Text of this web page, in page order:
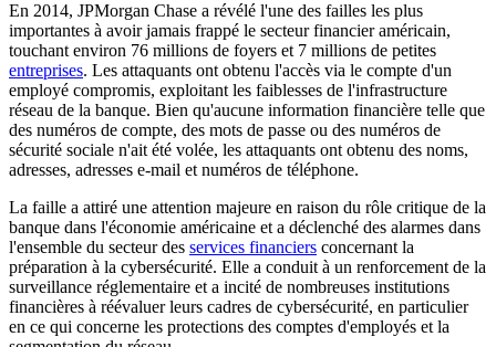
En 2014, JPMorgan Chase a révélé l'une des failles les plus
importantes à avoir jamais frappé le secteur financier américain,
touchant environ 76 millions de foyers et 7 millions de petites
entreprises. Les attaquants ont obtenu l'accès via le compte d'un
employé compromis, exploitant les faiblesses de l'infrastructure
réseau de la banque. Bien qu'aucune information financière telle que
des numéros de compte, des mots de passe ou des numéros de
sécurité sociale n'ait été volée, les attaquants ont obtenu des noms,
adresses, adresses e-mail et numéros de téléphone.
La faille a attiré une attention majeure en raison du rôle critique de la
banque dans l'économie américaine et a déclenché des alarmes dans
l'ensemble du secteur des services financiers concernant la
préparation à la cybersécurité. Elle a conduit à un renforcement de la
surveillance réglementaire et a incité de nombreuses institutions
financières à réévaluer leurs cadres de cybersécurité, en particulier
en ce qui concerne les protections des comptes d'employés et la